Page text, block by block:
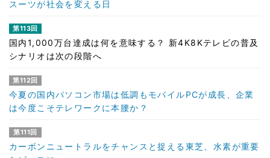
スーツが社会を変える日
第113回
国内1,000万台達成は何を意味する？ 新4K8Kテレビの普及
シナリオは次の段階へ
第112回
今夏の国内パソコン市場は低調もモバイルPCが成長、企業
は今度こそテレワークに本腰か？
第111回
カーボンニュートラルをチャンスと捉える東芝、水素が重要